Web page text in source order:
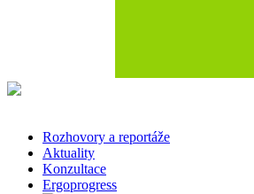
Rozhovory a reportáže
Aktuality
Konzultace
Ergoprogress